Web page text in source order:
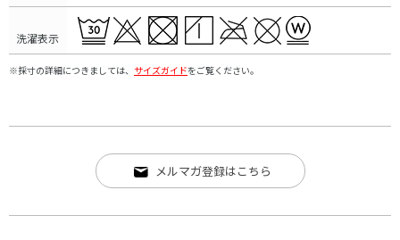
洗濯表示
※採寸の詳細につきましては、 サイズガイドをご覧ください。
メルマガ登録はこちら